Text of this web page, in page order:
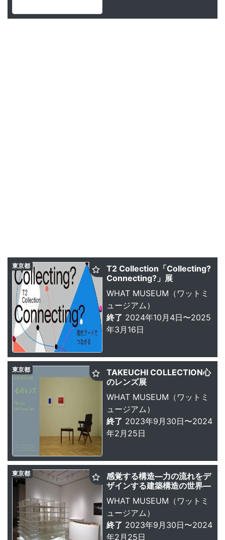
T2 Collection「Collecting?
Connecting?」展
WHAT MUSEUM（ワットミ
ュージアム）
終了 2024年10月4日〜2025
年3月16日
東京都
TAKEUCHI COLLECTION心
のレンズ展
WHAT MUSEUM（ワットミ
ュージアム）
終了 2023年9月30日〜2024
年2月25日
東京都
感覚する構造—力の流れをデ
ザインする建築構造の世界—
WHAT MUSEUM（ワットミ
ュージアム）
終了 2023年9月30日〜2024
年2月25日
東京都